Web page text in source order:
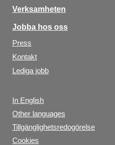
Verksamheten
Jobba hos oss
Press
Kontakt
Lediga jobb
In English
Other languages
Tillgänglighetsredogörelse
Cookies